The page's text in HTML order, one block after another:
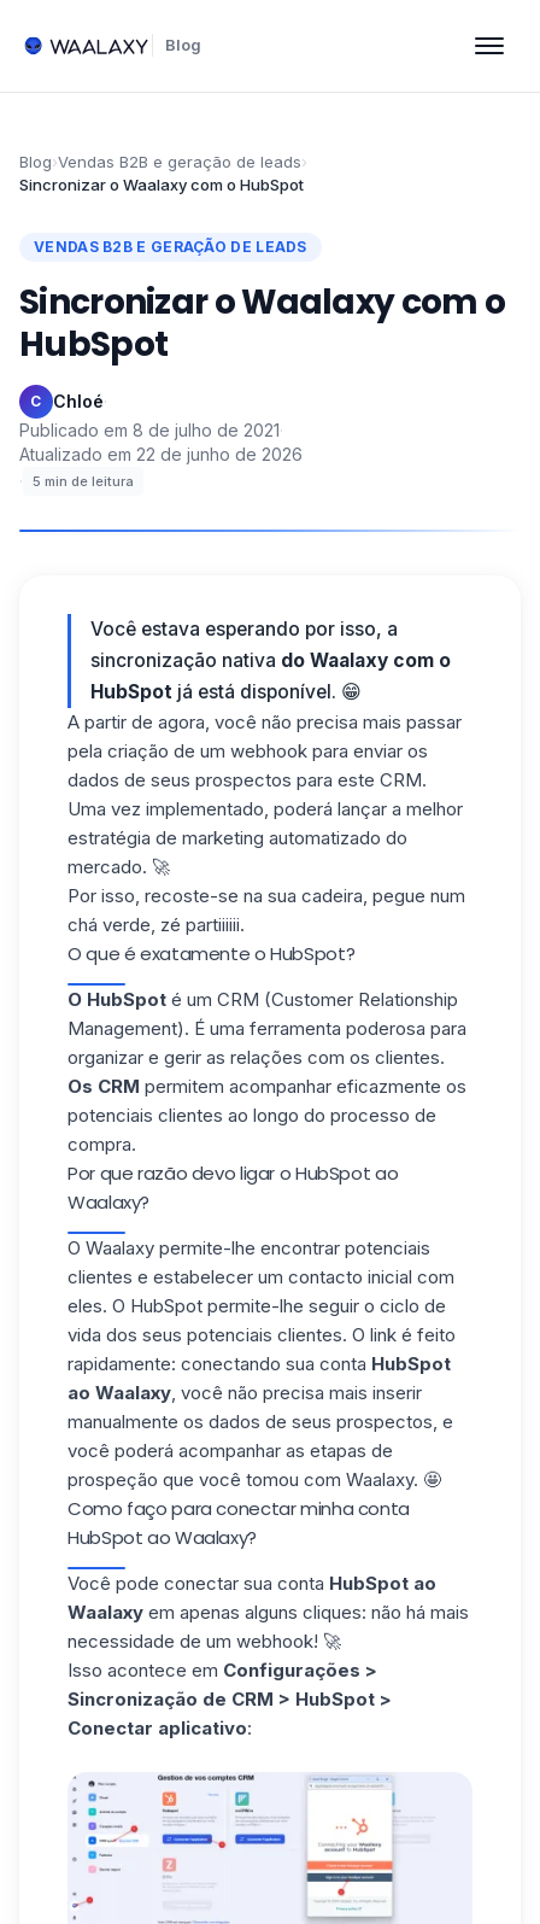
Blog
Blog›Vendas B2B e geração de leads›
Sincronizar o Waalaxy com o HubSpot
VENDAS B2B E GERAÇÃO DE LEADS
Sincronizar o Waalaxy com o
HubSpot
C Chloé·
Publicado em 8 de julho de 2021·
Atualizado em 22 de junho de 2026
·
5 min de leitura
Você estava esperando por isso, a
sincronização nativa do Waalaxy com o
HubSpot já está disponível. 😁
A partir de agora, você não precisa mais passar
pela criação de um webhook para enviar os
dados de seus prospectos para este CRM.
Uma vez implementado, poderá lançar a melhor
estratégia de marketing automatizado do
mercado. 🚀
Por isso, recoste-se na sua cadeira, pegue num
chá verde, zé partiiiiii.
O que é exatamente o HubSpot?
O HubSpot é um CRM (Customer Relationship
Management). É uma ferramenta poderosa para
organizar e gerir as relações com os clientes.
Os CRM permitem acompanhar eficazmente os
potenciais clientes ao longo do processo de
compra.
Por que razão devo ligar o HubSpot ao
Waalaxy?
O Waalaxy permite-lhe encontrar potenciais
clientes e estabelecer um contacto inicial com
eles. O HubSpot permite-lhe seguir o ciclo de
vida dos seus potenciais clientes. O link é feito
rapidamente: conectando sua conta HubSpot
ao Waalaxy, você não precisa mais inserir
manualmente os dados de seus prospectos, e
você poderá acompanhar as etapas de
prospeção que você tomou com Waalaxy. 🤩
Como faço para conectar minha conta
HubSpot ao Waalaxy?
Você pode conectar sua conta HubSpot ao
Waalaxy em apenas alguns cliques: não há mais
necessidade de um webhook! 🚀
Isso acontece em Configurações >
Sincronização de CRM > HubSpot >
Conectar aplicativo: